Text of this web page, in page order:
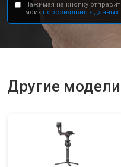
Нажимая на кнопку
моих персональных данных.
Другие